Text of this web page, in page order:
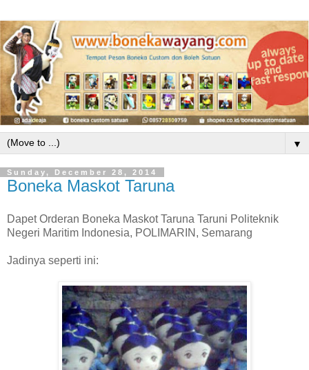
▼
Sunday, December 28, 2014
Boneka Maskot Taruna
Dapet Orderan Boneka Maskot Taruna Taruni Politeknik
Negeri Maritim Indonesia, POLIMARIN, Semarang
Jadinya seperti ini: